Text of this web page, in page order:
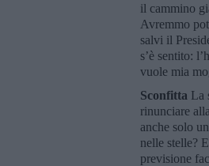
il cammino
Avremmo
salvi il
s’è sentito:
vuole mia
Sconfitta La
rinunciare
anche solo
nelle stelle?
previsione